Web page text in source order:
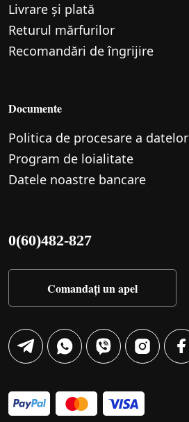
Livrare și plată
Returul mărfurilor
Recomandări de îngrijire
Documente
Politica de procesare a datelor
Program de loialitate
Datele noastre bancare
0(60)482-827
Comandați un apel